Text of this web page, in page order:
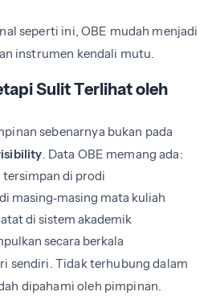
seperti ini, OBE mudah menjadi
instrumen kendali mutu.
Sulit Terlihat oleh
sebenarnya bukan pada
. Data OBE memang ada:
di prodi
masing‑masing mata kuliah
di sistem akademik
secara berkala
sendiri. Tidak terhubung dalam
dipahami oleh pimpinan.